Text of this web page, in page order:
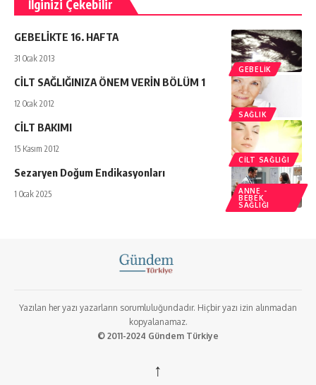
İlginizi Çekebilir
GEBELIK
GEBELİKTE 16. HAFTA
31 Ocak 2013
SAĞLIK
CİLT SAĞLIĞINIZA ÖNEM VERİN BÖLÜM 1
12 Ocak 2012
CILT SAĞLIĞI
CİLT BAKIMI
15 Kasım 2012
ANNE -
BEBEK
SAĞLIĞI
Sezaryen Doğum Endikasyonları
1 Ocak 2025
Yazılan her yazı yazarların sorumluluğundadır. Hiçbir yazı izin alınmadan
kopyalanamaz.
© 2011-2024 Gündem Türkiye
↑